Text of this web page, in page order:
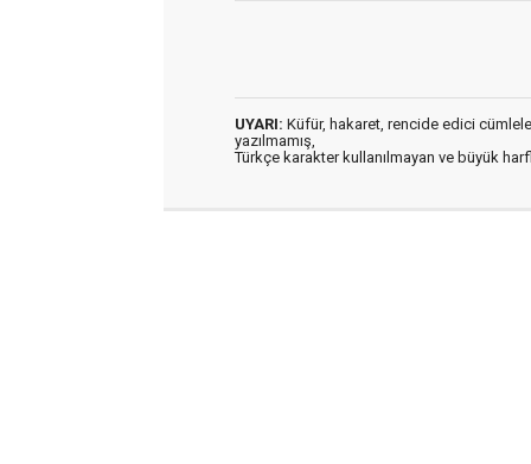
UYARI: Küfür, hakaret, rencide edici
yazılmamış,
Türkçe karakter kullanılmayan ve büyük